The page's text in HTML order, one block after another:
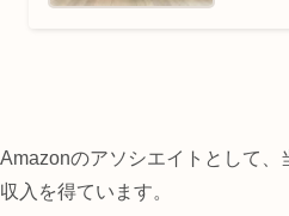
Amazonのアソシエイトとして、
収入を得ています。